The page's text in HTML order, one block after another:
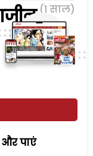
(1 साल)
और पाएं